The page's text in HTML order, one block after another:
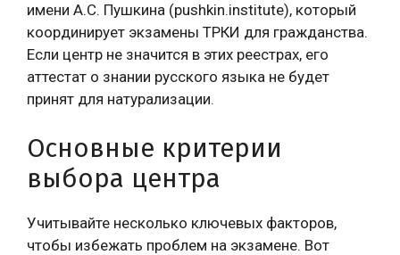
имени А.С. Пушкина (pushkin.institute), который
координирует экзамены ТРКИ для гражданства.
Если центр не значится в этих реестрах, его
аттестат о знании русского языка не будет
принят для натурализации.
Основные критерии
выбора центра
Учитывайте несколько ключевых факторов,
чтобы избежать проблем на экзамене. Вот